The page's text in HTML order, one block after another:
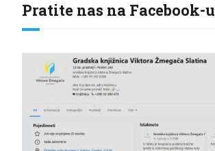
Pratite nas na Facebook-u